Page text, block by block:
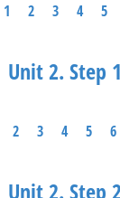
1 2 3 4 5
Unit 2. Step
2 3 4 5 6
Unit 2. Step